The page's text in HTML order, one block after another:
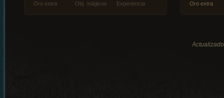
Oro extra Obj. mágicos Experiencia Oro extra